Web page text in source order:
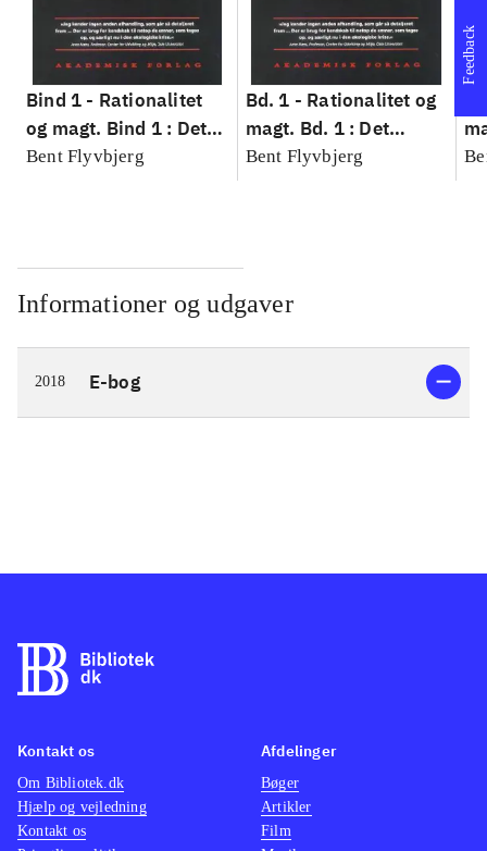
Bind 1 - Rationalitet
og magt. Bind 1 : Det
konkretes videnskab
Bent Flyvbjerg
Bd. 1 - Rationalitet og
magt. Bd. 1 : Det
konkretes videnskab
Bent Flyvbjerg
Informationer og udgaver
2018 E-bog
Feedback
Kontakt os
Om Bibliotek.dk
Hjælp og vejledning
Kontakt os
Afdelinger
Bøger
Artikler
Film